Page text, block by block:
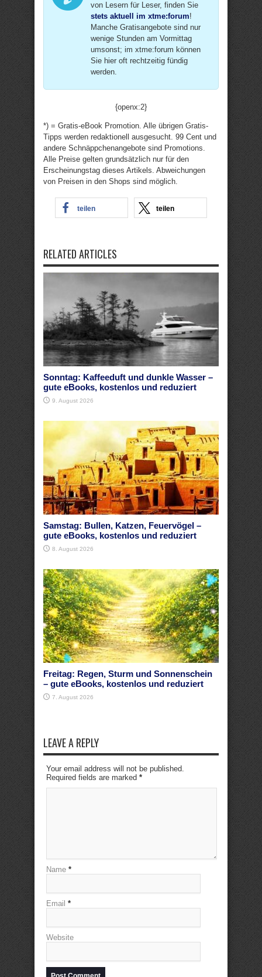
von Lesern für Leser, finden Sie
stets aktuell im xtme:forum!
Manche Gratisangebote sind nur
wenige Stunden am Vormittag
umsonst; im xtme:forum können
Sie hier oft rechtzeitig fündig
werden.
{openx:2}
*) = Gratis-eBook Promotion. Alle übrigen Gratis-
Tipps werden redaktionell ausgesucht. 99 Cent und
andere Schnäppchenangebote sind Promotions.
Alle Preise gelten grundsätzlich nur für den
Erscheinungstag dieses Artikels. Abweichungen
von Preisen in den Shops sind möglich.
teilen teilen
RELATED ARTICLES
Sonntag: Kaffeeduft und dunkle Wasser –
gute eBooks, kostenlos und reduziert
9. August 2026
Samstag: Bullen, Katzen, Feuervögel –
gute eBooks, kostenlos und reduziert
8. August 2026
Freitag: Regen, Sturm und Sonnenschein
– gute eBooks, kostenlos und reduziert
7. August 2026
LEAVE A REPLY
Your email address will not be published.
Required fields are marked *
Name *
Email *
Website